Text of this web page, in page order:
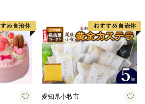
レーション ホールケーキ 日
時指定可
愛知県小牧市